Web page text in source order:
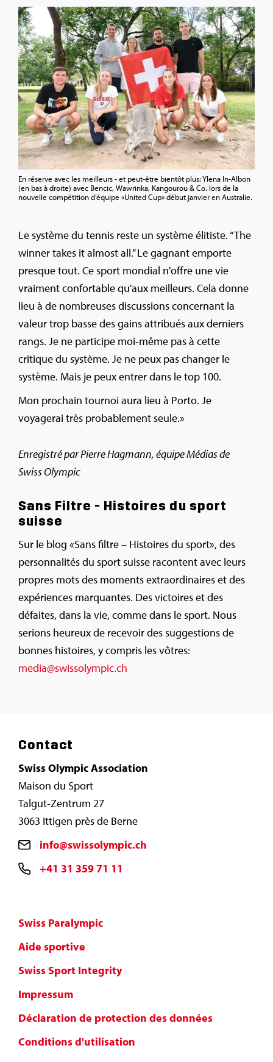
En réserve avec les meilleurs - et peut-être bientôt plus: Ylena In-Albon
(en bas à droite) avec Bencic, Wawrinka, Kangourou & Co. lors de la
nouvelle compétition d’équipe «United Cup» début janvier en Australie.
Le système du tennis reste un système élitiste. “The
winner takes it almost all.” Le gagnant emporte
presque tout. Ce sport mondial n'offre une vie
vraiment confortable qu'aux meilleurs. Cela donne
lieu à de nombreuses discussions concernant la
valeur trop basse des gains attribués aux derniers
rangs. Je ne participe moi-même pas à cette
critique du système. Je ne peux pas changer le
système. Mais je peux entrer dans le top 100.
Mon prochain tournoi aura lieu à Porto. Je
voyagerai très probablement seule.»
Enregistré par Pierre Hagmann, équipe Médias de
Swiss Olympic
Sans Filtre - Histoires du sport
suisse
Sur le blog «Sans filtre – Histoires du sport», des
personnalités du sport suisse racontent avec leurs
propres mots des moments extraordinaires et des
expériences marquantes. Des victoires et des
défaites, dans la vie, comme dans le sport. Nous
serions heureux de recevoir des suggestions de
bonnes histoires, y compris les vôtres:
media@swissolympic.ch
Contact
Swiss Olympic Association
Maison du Sport
Talgut-Zentrum 27
3063 Ittigen près de Berne
info@swissolympic.ch
+41 31 359 71 11
Swiss Paralympic
Aide sportive
Swiss Sport Integrity
Impressum
Déclaration de protection des données
Conditions d'utilisation